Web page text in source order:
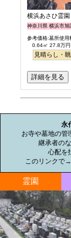
横浜あさひ霊園
神奈川県 横浜市旭
参考価格:墓所使用
0.64㎡ 27.8万円
見晴らし・
詳細を見る
永
お寺や墓地の管
継承者の
心配を
このリンクで→
霊園